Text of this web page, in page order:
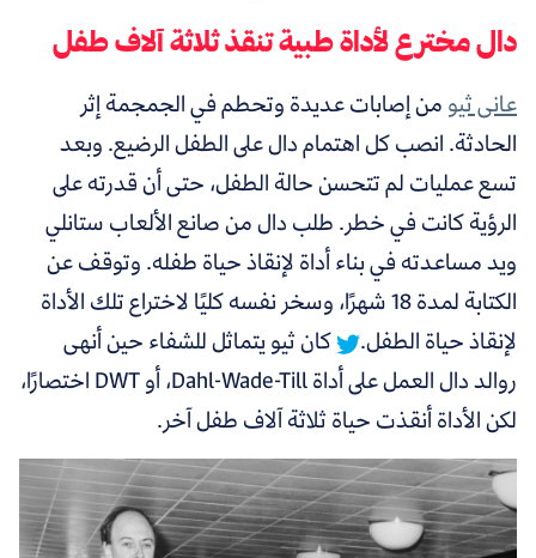
دال مخترع لأداة طبية تنقذ ثلاثة آلاف طفل
عانى ثيومن إصابات عديدة وتحطم في الجمجمة إثر
الحادثة. انصب كل اهتمام دال على الطفل الرضيع. وبعد
تسع عمليات لم تتحسن حالة الطفل، حتى أن قدرته على
الرؤية كانت في خطر.طلب دال من صانع الألعاب ستانلي
ويد مساعدته في بناء أداة لإنقاذ حياة طفله. وتوقف عن
الكتابة لمدة 18 شهرًا، وسخر نفسه كليًا لاختراع تلك الأداة
لإنقاذ حياة الطفل.
كان ثيو يتماثل للشفاء حين أنهى
روالد دال العمل على أداة Dahl-Wade-Till، أو DWT اختصارًا،
لكن الأداة أنقذت حياة ثلاثة آلاف طفل آخر.